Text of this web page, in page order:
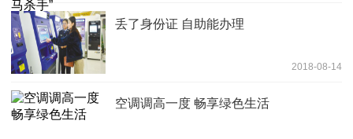
丢了身份证 自助能办理
2018-08-14
空调调高一度 畅享绿色生活